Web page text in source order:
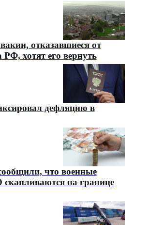
отказавшиеся от
РФ, хотят его вернуть
дефляцию в
что военные
на границе